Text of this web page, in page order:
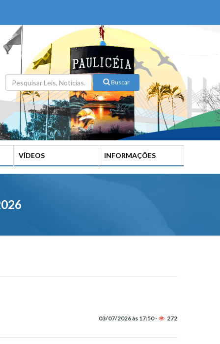
Buscar
VÍDEOS INFORMAÇÕES
03/07/2026 às 17:50 - 272